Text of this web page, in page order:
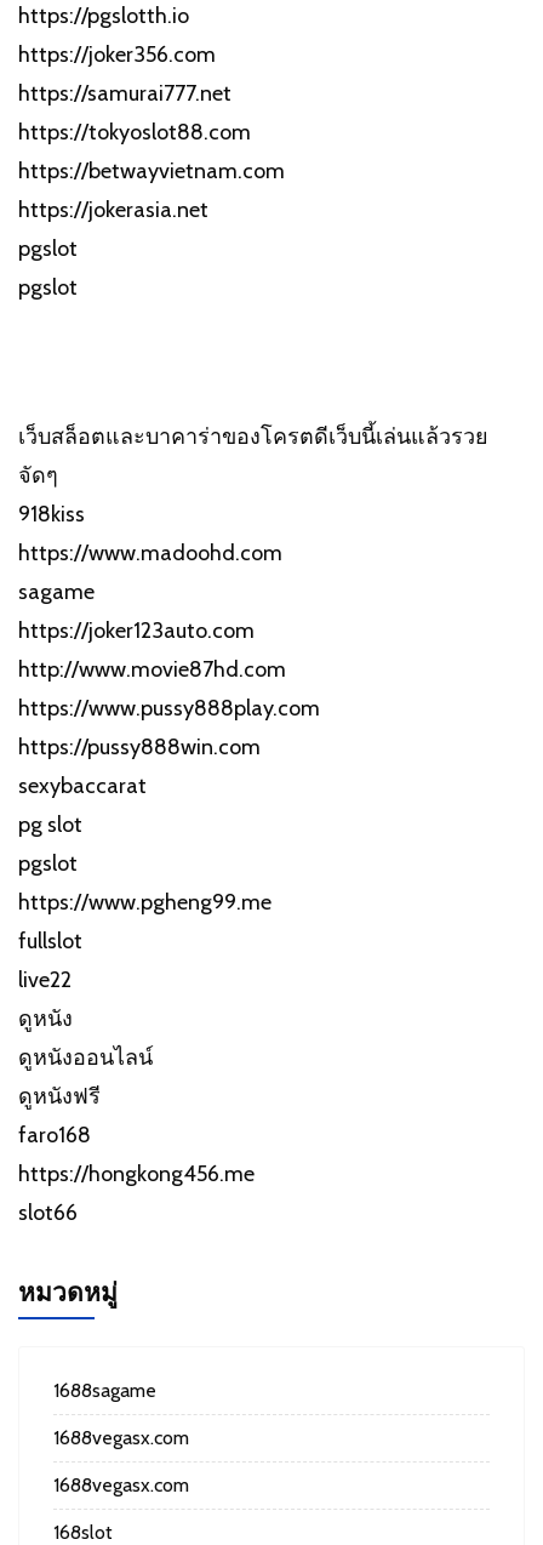
https://pgslotth.io
https://joker356.com
https://samurai777.net
https://tokyoslot88.com
https://betwayvietnam.com
https://jokerasia.net
pgslot
pgslot
เว็บสล็อตและบาคาร่าของโครตดีเว็บนี้เล่นแล้วรวย
จัดๆ
918kiss
https://www.madoohd.com
sagame
https://joker123auto.com
http://www.movie87hd.com
https://www.pussy888play.com
https://pussy888win.com
sexybaccarat
pg slot
pgslot
https://www.pgheng99.me
fullslot
live22
ดูหนัง
ดูหนังออนไลน์
ดูหนังฟรี
faro168
https://hongkong456.me
slot66
หมวดหมู่
1688sagame
1688vegasx.com
1688vegasx.com
168slot